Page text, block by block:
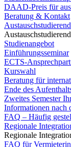
DAAD-Preis für
Beratung & Kontakt
Studienangebot
Einführungsseminar
ECTS-
Kurswahl
Beratung für
Ende des
Zweites Semester
Informationen nach
FAQ – Häufig
Regionale
Regionale
FAQ für